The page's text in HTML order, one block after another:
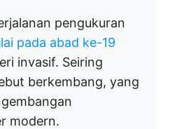
pengukuran
pada abad ke-19
invasif. Seiring
berkembang, yang
modern.